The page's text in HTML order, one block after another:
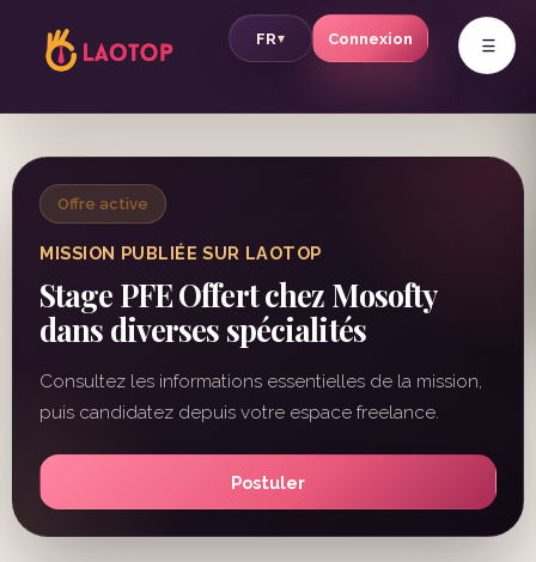
FR▾ Connexion v
Offre active
MISSION PUBLIÉE SUR LAOTOP
Stage PFE Offert chez Mosofty
dans diverses spécialités
Consultez les informations essentielles de la mission,
puis candidatez depuis votre espace freelance.
Postuler